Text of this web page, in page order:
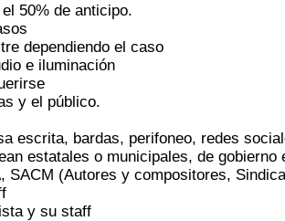
50% de anticipo.
dependiendo el caso
e iluminación
y el público.
escrita, bardas, perifoneo, redes
estatales o municipales, de gobierno
SACM (Autores y compositores,
y su staff